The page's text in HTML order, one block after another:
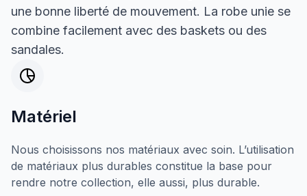
une bonne liberté de mouvement. La robe unie se
combine facilement avec des baskets ou des
sandales.
Matériel
Nous choisissons nos matériaux avec soin. L’utilisation
de matériaux plus durables constitue la base pour
rendre notre collection, elle aussi, plus durable.